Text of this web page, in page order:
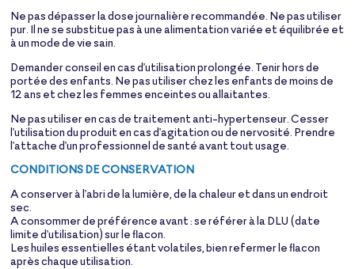
Ne pas dépasser la dose journalière recommandée. Ne pas utiliser
pur. Il ne se substitue pas à une alimentation variée et équilibrée et
à un mode de vie sain.
Demander conseil en cas d'utilisation prolongée. Tenir hors de
portée des enfants. Ne pas utiliser chez les enfants de moins de
12 ans et chez les femmes enceintes ou allaitantes.
Ne pas utiliser en cas de traitement anti-hypertenseur. Cesser
l'utilisation du produit en cas d'agitation ou de nervosité. Prendre
l'attache d'un professionnel de santé avant tout usage.
CONDITIONS DE CONSERVATION
A conserver à l'abri de la lumière, de la chaleur et dans un endroit
sec.
A consommer de préférence avant : se référer à la DLU (date
limite d'utilisation) sur le flacon.
Les huiles essentielles étant volatiles, bien refermer le flacon
après chaque utilisation.